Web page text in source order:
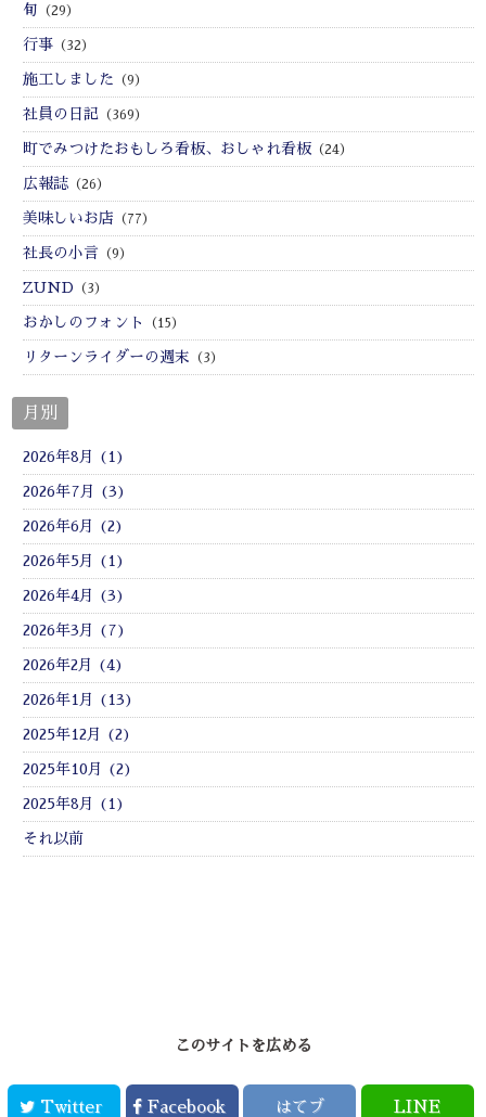
旬 （29）
行事 （32）
施工しました （9）
社員の日記 （369）
町でみつけたおもしろ看板、おしゃれ看板 （24）
広報誌 （26）
美味しいお店 （77）
社長の小言 （9）
ZUND （3）
おかしのフォント （15）
リターンライダーの週末 （3）
月別
2026年8月 (1)
2026年7月 (3)
2026年6月 (2)
2026年5月 (1)
2026年4月 (3)
2026年3月 (7)
2026年2月 (4)
2026年1月 (13)
2025年12月 (2)
2025年10月 (2)
2025年8月 (1)
それ以前
このサイトを広める
Twitter Facebook はてブ LINE